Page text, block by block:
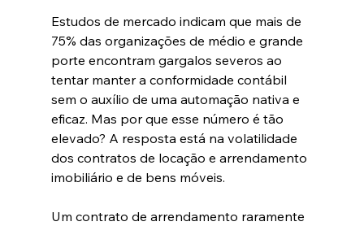
Estudos de mercado indicam que mais de
75% das organizações de médio e grande
porte encontram gargalos severos ao
tentar manter a conformidade contábil
sem o auxílio de uma automação nativa e
eficaz. Mas por que esse número é tão
elevado? A resposta está na volatilidade
dos contratos de locação e arrendamento
imobiliário e de bens móveis.
Um contrato de arrendamento raramente